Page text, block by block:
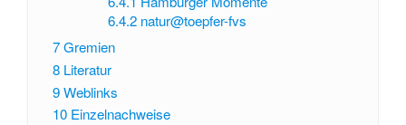
6.4.2 natur@toepfer-fvs
7Gremien
8 Literatur
9Weblinks
10 Einzelnachweise